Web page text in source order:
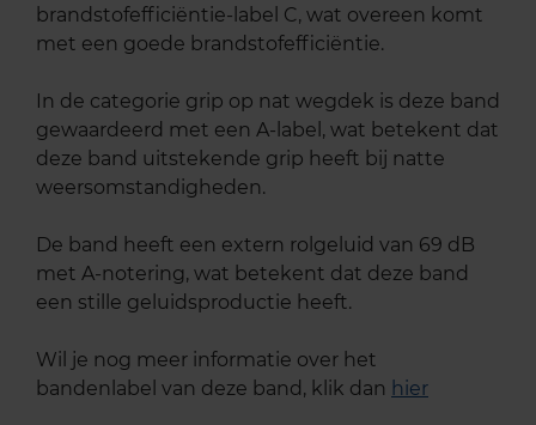
brandstofefficiëntie-label C, wat overeen komt
met een goede brandstofefficiëntie.
In de categorie grip op nat wegdek is deze band
gewaardeerd met een A-label, wat betekent dat
deze band uitstekende grip heeft bij natte
weersomstandigheden.
De band heeft een extern rolgeluid van 69 dB
met A-notering, wat betekent dat deze band
een stille geluidsproductie heeft.
Wil je nog meer informatie over het
bandenlabel van deze band, klik dan hier